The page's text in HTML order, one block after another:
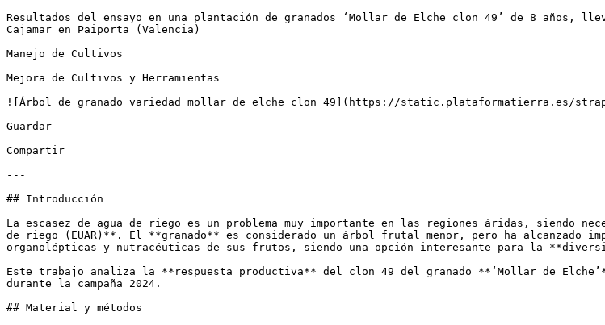
Resultados del ensayo en una plantación de granados ‘Mollar de Elche clon 49’ de 8 años,
Cajamar en Paiporta (Valencia)
Manejo de Cultivos
Mejora de Cultivos y Herramientas
![Árbol de granado variedad mollar de elche clon 49](https://static.plataformatierra.es/strapi-
Guardar
Compartir
---
## Introducción
La escasez de agua de riego es un problema muy importante en las regiones áridas,
de riego (EUAR)**. El **granado** es considerado un árbol frutal menor, pero ha alcanzado
organolépticas y nutracéuticas de sus frutos, siendo una opción interesante para la
Este trabajo analiza la **respuesta productiva** del clon 49 del granado **‘Mollar de
durante la campaña 2024.
## Material y métodos